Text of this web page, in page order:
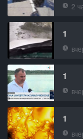
2
1
1
1